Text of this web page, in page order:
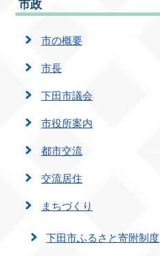
市政
市の概要
市長
下田市議会
市役所案内
都市交流
交流居住
まちづくり
下田市ふるさと寄附制度